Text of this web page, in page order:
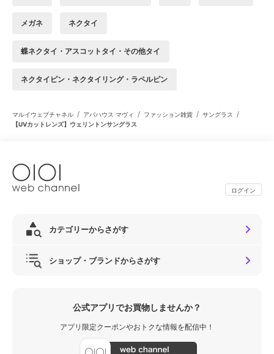
メガネ ネクタイ
蝶ネクタイ・アスコットタイ・その他タイ
ネクタイピン・ネクタイリング・ラペルピン
マルイウェブチャネル / アバハウス マヴィ / ファッション雑貨 / サングラス /
【UVカットレンズ】ウェリントンサングラス
ログイン
カテゴリーからさがす
ショップ・ブランドからさがす
公式アプリでお買物しませんか？
アプリ限定クーポンやおトクな情報を配信中！